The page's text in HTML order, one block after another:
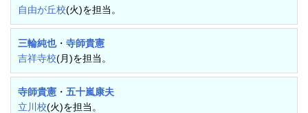
自由が丘校(火)を担当。
三輪純也・ 寺師貴憲
吉祥寺校(月)を担当。
寺師貴憲 ・ 五十嵐康夫
立川校(火)を担当。